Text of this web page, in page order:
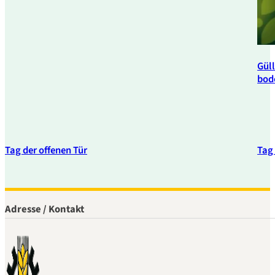
Tag der offenen Tür
Adresse / Kontakt